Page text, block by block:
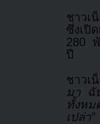
ชาวเ
ซึ่งเปิ
280
ปี
ชาวเ
มา ฉั
ทั้งหม
เปล่า”